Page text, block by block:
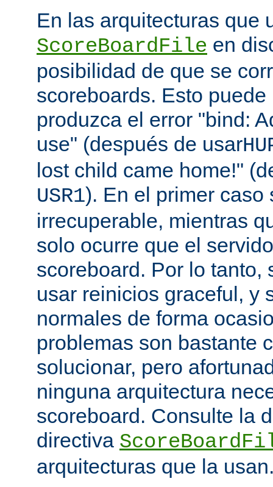
En las arquitecturas que
ScoreBoardFile en
posibilidad de que se
scoreboards. Esto
produzca el error "bind:
use" (después de usar
lost child came home!"
USR1). En el primer caso
irrecuperable, mientras
solo ocurre que el
scoreboard. Por lo tanto,
usar reinicios graceful, y
normales de forma
problemas son bastante
solucionar, pero
ninguna arquitectura
scoreboard. Consulte la
directiva
arquitecturas que la